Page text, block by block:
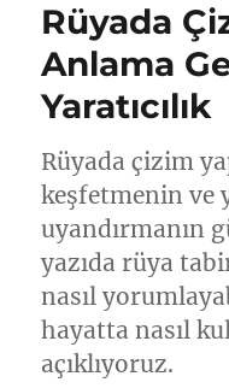
Rüyada
Anlama
Yaratıcılık
Rüyada çizim
keşfetmenin ve
uyandırmanın
yazıda rüya
nasıl
hayatta nasıl
açıklıyoruz.